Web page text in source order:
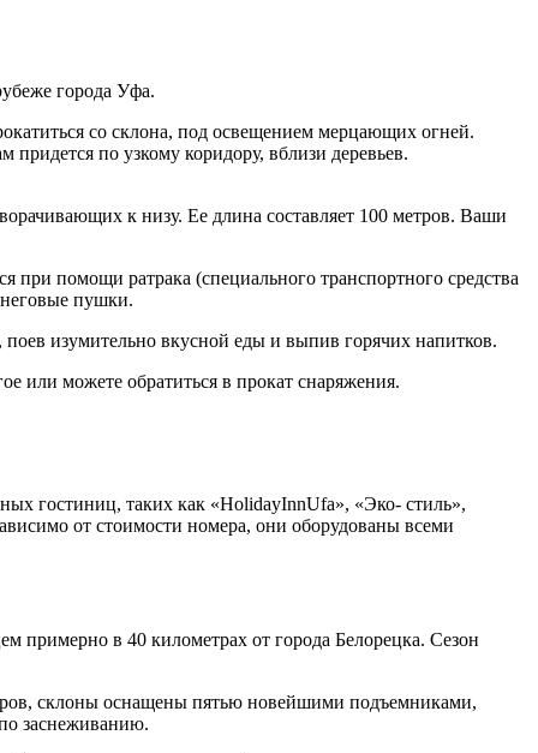
города Уфа.
со склона, под освещением мерцающих огней.
по узкому коридору, вблизи деревьев.
к низу. Ее длина составляет 100 метров. Ваши
помощи ратрака (специального транспортного средства
пушки.
изумительно вкусной еды и выпив горячих напитков.
или можете обратиться в прокат снаряжения.
гостиниц, таких как «HolidayInnUfa», «Эко- стиль»,
от стоимости номера, они оборудованы всеми
примерно в 40 километрах от города Белорецка. Сезон
склоны оснащены пятью новейшими подъемниками,
заснеживанию.